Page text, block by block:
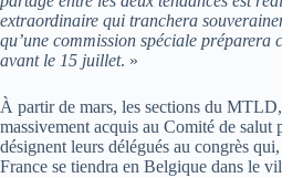
extraordinaire qui tranchera
qu’une commission spéciale préparera
avant le 15 juillet. »
À partir de mars, les sections du
massivement acquis au Comité de salut
désignent leurs délégués au congrès
France se tiendra en Belgique dans le